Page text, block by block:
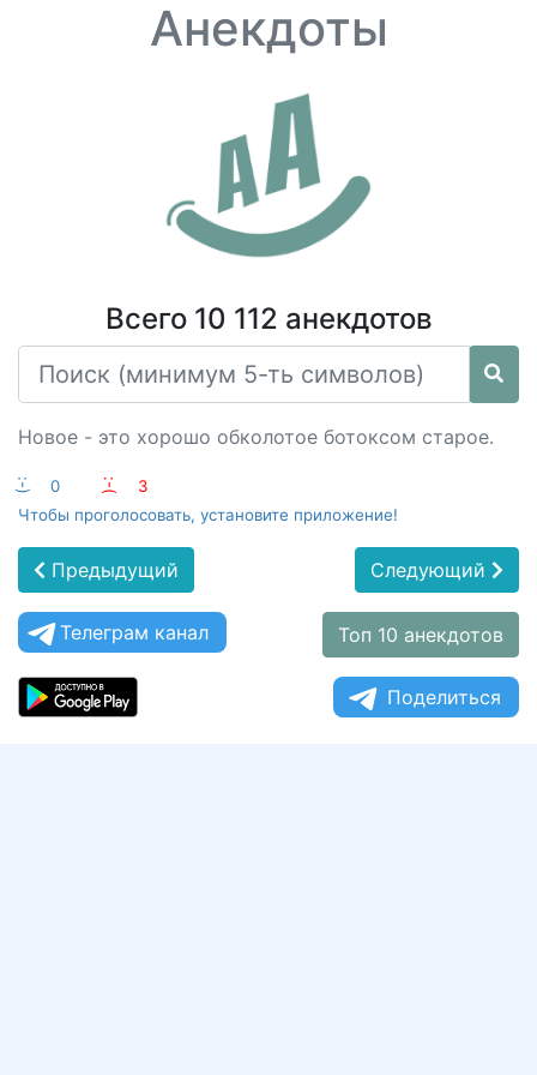
Анекдоты
Всего 10 112 анекдотов
Новое - это хорошо обколотое ботоксом старое.
:-) 0 :-(
3
Чтобы проголосовать, установите приложение!
Предыдущий Следующий
Телеграм канал Топ 10 анекдотов
Поделиться